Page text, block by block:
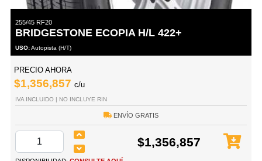
255/45 RF20
BRIDGESTONE ECOPIA H/L 422+
USO:Autopista (H/T)
PRECIO AHORA
$1,356,857 c/u
IVA INCLUIDO | NO INCLUYE RIN
ENVÍO GRATIS
$1,356,857